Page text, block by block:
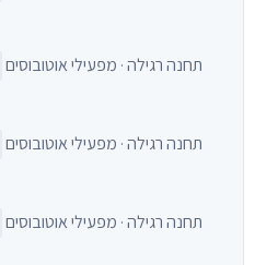
תחנה רגילה · מפעילי אוטובוסים
תחנה רגילה · מפעילי אוטובוסים
תחנה רגילה · מפעילי אוטובוסים